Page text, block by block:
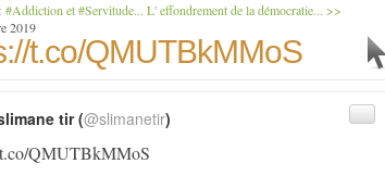
#Addiction et #Servitude... L' effondrement de la démocratie... >>
2019
t.co/QMUTBkMMoS
QMUTBkMMoS
tir (@slimanetir)